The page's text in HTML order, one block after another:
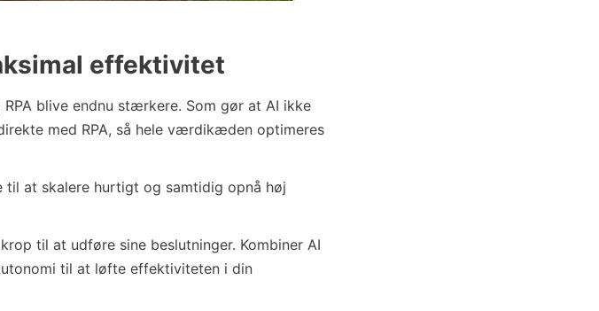
effektivitet
blive endnu stærkere. Som gør at AI ikke
med RPA, så hele værdikæden optimeres
til at skalere hurtigt og samtidig opnå høj
til at udføre sine beslutninger. Kombiner AI
til at løfte effektiviteten i din